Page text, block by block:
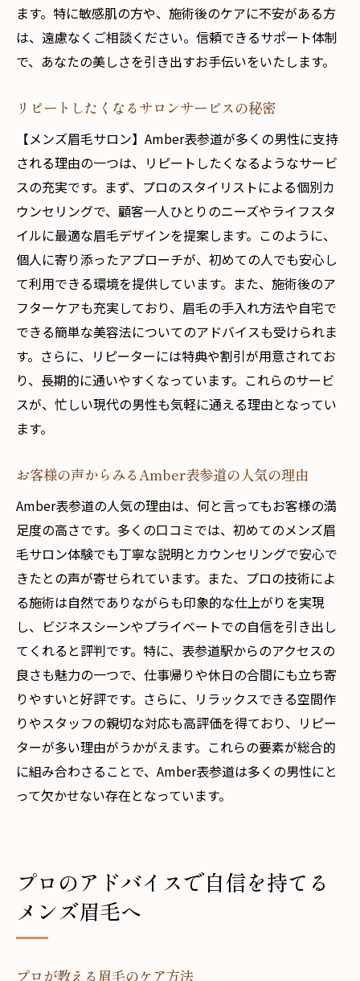
ます。特に敏感肌の方や、施術後のケアに不安がある方
は、遠慮なくご相談ください。信頼できるサポート体制
で、あなたの美しさを引き出すお手伝いをいたします。
リピートしたくなるサロンサービスの秘密
【メンズ眉毛サロン】Amber表参道が多くの男性に支持
される理由の一つは、リピートしたくなるようなサービ
スの充実です。まず、プロのスタイリストによる個別カ
ウンセリングで、顧客一人ひとりのニーズやライフスタ
イルに最適な眉毛デザインを提案します。このように、
個人に寄り添ったアプローチが、初めての人でも安心し
て利用できる環境を提供しています。また、施術後のア
フターケアも充実しており、眉毛の手入れ方法や自宅で
できる簡単な美容法についてのアドバイスも受けられま
す。さらに、リピーターには特典や割引が用意されてお
り、長期的に通いやすくなっています。これらのサービ
スが、忙しい現代の男性も気軽に通える理由となってい
ます。
お客様の声からみるAmber表参道の人気の理由
Amber表参道の人気の理由は、何と言ってもお客様の満
足度の高さです。多くの口コミでは、初めてのメンズ眉
毛サロン体験でも丁寧な説明とカウンセリングで安心で
きたとの声が寄せられています。また、プロの技術によ
る施術は自然でありながらも印象的な仕上がりを実現
し、ビジネスシーンやプライベートでの自信を引き出し
てくれると評判です。特に、表参道駅からのアクセスの
良さも魅力の一つで、仕事帰りや休日の合間にも立ち寄
りやすいと好評です。さらに、リラックスできる空間作
りやスタッフの親切な対応も高評価を得ており、リピー
ターが多い理由がうかがえます。これらの要素が総合的
に組み合わさることで、Amber表参道は多くの男性にと
って欠かせない存在となっています。
プロのアドバイスで自信を持てる
メンズ眉毛へ
プロが教える眉毛のケア方法